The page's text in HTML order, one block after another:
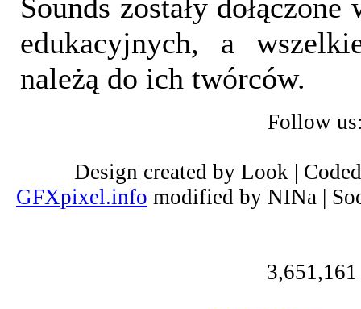
Sounds zostały
edukacyjnych, a
należą do ich twórców.
Follow
Design created by Look |
GFXpixel.info modified by NINa |